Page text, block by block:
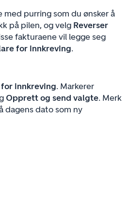
med purring som du ønsker å
på pilen, og velg Reverser
fakturaene vil legge seg
for innkreving.
innkreving. Markerer
Opprett og send valgte. Merk
dagens dato som ny